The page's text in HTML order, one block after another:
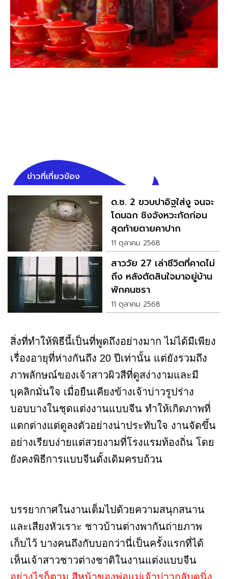
ข่าวที่เกี่ยวข้อง
ด.ช. 2 ขวบปาอิฐใส่งู จนจะ
โดนฉก ชิงจังหวะกัดก่อน
สุดท้ายตายคาปาก
11 ตุลาคม 2568
สาววัย 27 เล่าชีวิตที่คาดไม่
ถึง หลังตัดสินใจมาอยู่บ้าน
พักคนชรา
11 ตุลาคม 2568
สิ่งที่ทำให้พิธีนี้เป็นที่พูดถึงอย่างมาก ไม่ได้มีเพียง
เรื่องอายุที่ห่างกันถึง 20 ปีเท่านั้น แต่ยังรวมถึง
ภาพลักษณ์ของเจ้าสาวผิวสีที่ดูสง่างามและมี
บุคลิกมั่นใจ เมื่อยืนเคียงข้างเจ้าบ่าวรูปร่าง
บอบบางในชุดแต่งงานแบบจีน ทำให้เกิดภาพที่
แตกต่างแต่ดูลงตัวอย่างน่าประทับใจ งานจัดขึ้น
อย่างเรียบง่ายแต่สวยงามที่โรงแรมท้องถิ่น โดย
ยังคงพิธีการแบบจีนดั้งเดิมครบถ้วน
บรรยากาศในงานเต็มไปด้วยความสนุกสนาน
และเสียงหัวเราะ ชาวบ้านต่างพากันถ่ายภาพ
เก็บไว้ บางคนถึงกับบอกว่านี่เป็นครั้งแรกที่ได้
เห็นเจ้าสาวชาวต่างชาติในงานแต่งแบบจีน